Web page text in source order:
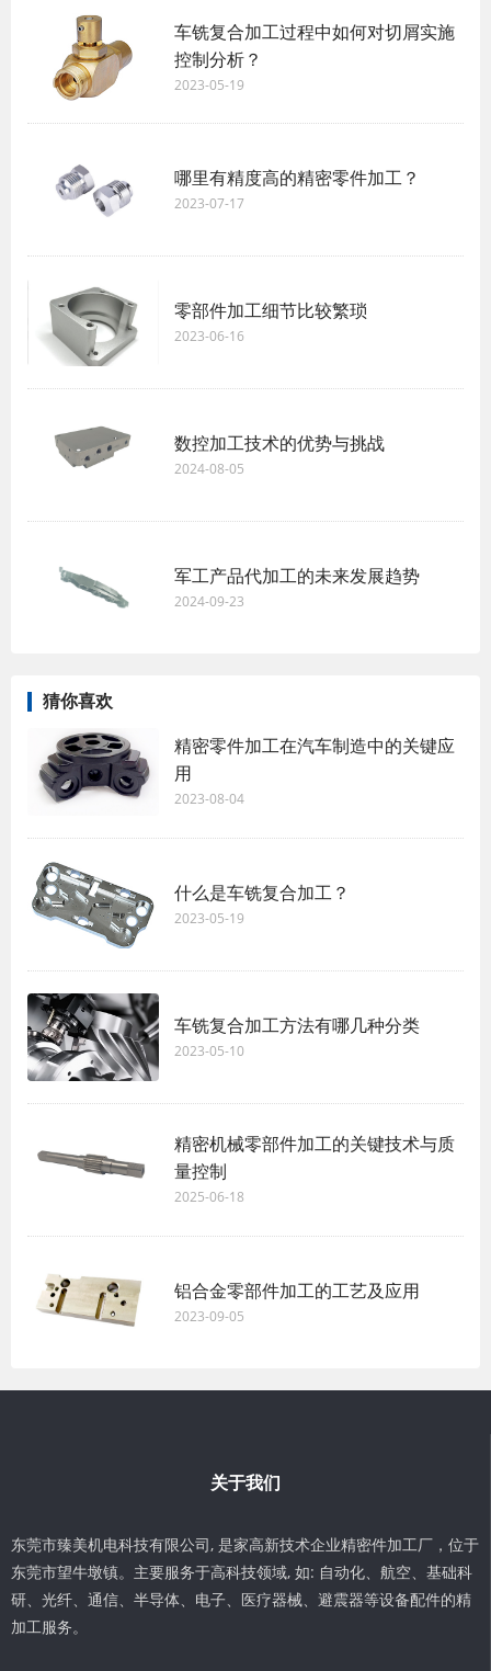
车铣复合加工过程中如何对切屑实施
控制分析？
2023-05-19
哪里有精度高的精密零件加工？
2023-07-17
零部件加工细节比较繁琐
2023-06-16
数控加工技术的优势与挑战
2024-08-05
军工产品代加工的未来发展趋势
2024-09-23
猜你喜欢
精密零件加工在汽车制造中的关键应
用
2023-08-04
什么是车铣复合加工？
2023-05-19
车铣复合加工方法有哪几种分类
2023-05-10
精密机械零部件加工的关键技术与质
量控制
2025-06-18
铝合金零部件加工的工艺及应用
2023-09-05
关于我们
东莞市臻美机电科技有限公司, 是家高新技术企业精密件加工厂，位于
东莞市望牛墩镇。主要服务于高科技领域, 如: 自动化、航空、基础科
研、光纤、通信、半导体、电子、医疗器械、避震器等设备配件的精
加工服务。